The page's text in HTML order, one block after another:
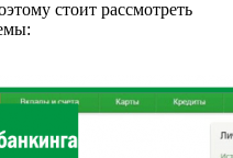
стоит рассмотреть